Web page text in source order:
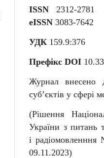
ISSN 2312-2781
eISSN 3083-7642
УДК 159.9:376
Префікс DOI
Журнал внесено
суб’єктів у сфері
(Рішення
України з питань
і
09.11.2023)